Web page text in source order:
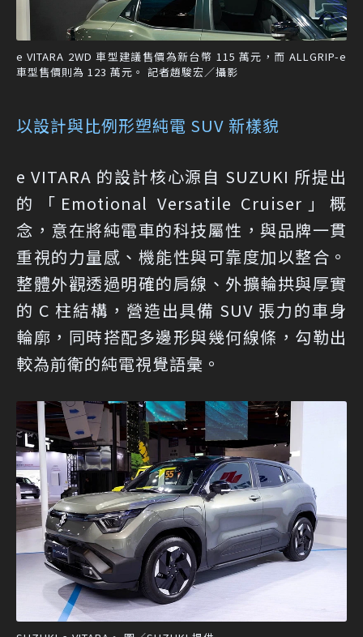
e VITARA 2WD 車型建議售價為新台幣 115 萬元，而 ALLGRIP-e
車型售價則為 123 萬元。 記者趙駿宏／攝影
以設計與比例形塑純電 SUV 新樣貌
e VITARA 的設計核心源自 SUZUKI 所提出
的「Emotional Versatile Cruiser」概
念，意在將純電車的科技屬性，與品牌一貫
重視的力量感、機能性與可靠度加以整合。
整體外觀透過明確的肩線、外擴輪拱與厚實
的 C 柱結構，營造出具備 SUV 張力的車身
輪廓，同時搭配多邊形與幾何線條，勾勒出
較為前衛的純電視覺語彙。